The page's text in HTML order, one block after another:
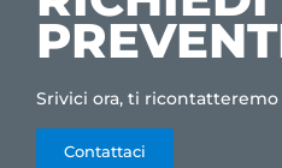
Srivici ora, ti
Contattaci